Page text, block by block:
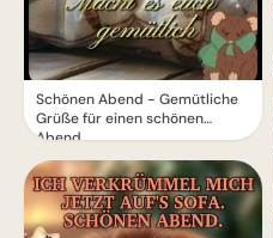
Schönen Abend - Gemütliche
Grüße für einen schönen
Abend